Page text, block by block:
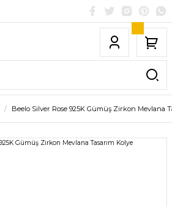
Beelo Silver Rose 925K Gümüş Zirkon Mevlana